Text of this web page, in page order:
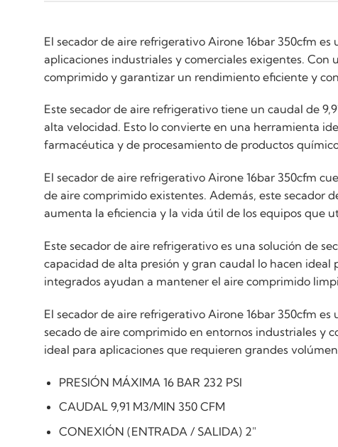
El secador de aire refrigerativo Airone 16bar 350cfm
aplicaciones industriales y comerciales exigentes. Con
comprimido y garantizar un rendimiento eficiente y
Este secador de aire refrigerativo tiene un caudal de
alta velocidad. Esto lo convierte en una herramienta
farmacéutica y de procesamiento de productos
El secador de aire refrigerativo Airone 16bar 350cfm
de aire comprimido existentes. Además, este secador
aumenta la eficiencia y la vida útil de los equipos que
Este secador de aire refrigerativo es una solución de
capacidad de alta presión y gran caudal lo hacen
integrados ayudan a mantener el aire comprimido
El secador de aire refrigerativo Airone 16bar 350cfm
secado de aire comprimido en entornos industriales y
ideal para aplicaciones que requieren grandes
PRESIÓN MÁXIMA 16 BAR 232 PSI
CAUDAL 9,91 M3/MlN 350 CFM
CONEXIÓN (ENTRADA / SALIDA) 2"